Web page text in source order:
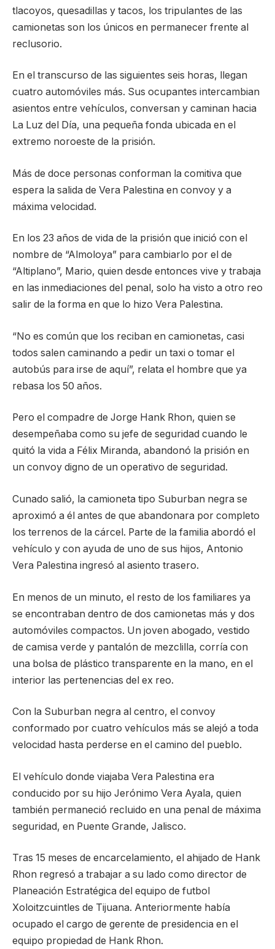
tlacoyos, quesadillas y tacos, los tripulantes de las
camionetas son los únicos en permanecer frente al
reclusorio.
En el transcurso de las siguientes seis horas, llegan
cuatro automóviles más. Sus ocupantes intercambian
asientos entre vehículos, conversan y caminan hacia
La Luz del Día, una pequeña fonda ubicada en el
extremo noroeste de la prisión.
Más de doce personas conforman la comitiva que
espera la salida de Vera Palestina en convoy y a
máxima velocidad.
En los 23 años de vida de la prisión que inició con el
nombre de “Almoloya” para cambiarlo por el de
“Altiplano”, Mario, quien desde entonces vive y trabaja
en las inmediaciones del penal, solo ha visto a otro reo
salir de la forma en que lo hizo Vera Palestina.
“No es común que los reciban en camionetas, casi
todos salen caminando a pedir un taxi o tomar el
autobús para irse de aquí”, relata el hombre que ya
rebasa los 50 años.
Pero el compadre de Jorge Hank Rhon, quien se
desempeñaba como su jefe de seguridad cuando le
quitó la vida a Félix Miranda, abandonó la prisión en
un convoy digno de un operativo de seguridad.
Cunado salió, la camioneta tipo Suburban negra se
aproximó a él antes de que abandonara por completo
los terrenos de la cárcel. Parte de la familia abordó el
vehículo y con ayuda de uno de sus hijos, Antonio
Vera Palestina ingresó al asiento trasero.
En menos de un minuto, el resto de los familiares ya
se encontraban dentro de dos camionetas más y dos
automóviles compactos. Un joven abogado, vestido
de camisa verde y pantalón de mezclilla, corría con
una bolsa de plástico transparente en la mano, en el
interior las pertenencias del ex reo.
Con la Suburban negra al centro, el convoy
conformado por cuatro vehículos más se alejó a toda
velocidad hasta perderse en el camino del pueblo.
El vehículo donde viajaba Vera Palestina era
conducido por su hijo Jerónimo Vera Ayala, quien
también permaneció recluido en una penal de máxima
seguridad, en Puente Grande, Jalisco.
Tras 15 meses de encarcelamiento, el ahijado de Hank
Rhon regresó a trabajar a su lado como director de
Planeación Estratégica del equipo de futbol
Xoloitzcuintles de Tijuana. Anteriormente había
ocupado el cargo de gerente de presidencia en el
equipo propiedad de Hank Rhon.